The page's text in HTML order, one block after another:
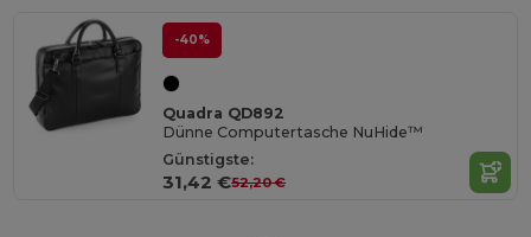
-40%
Quadra QD892
Dünne Computertasche NuHide™
Günstigste:
31,42 €52,20 €